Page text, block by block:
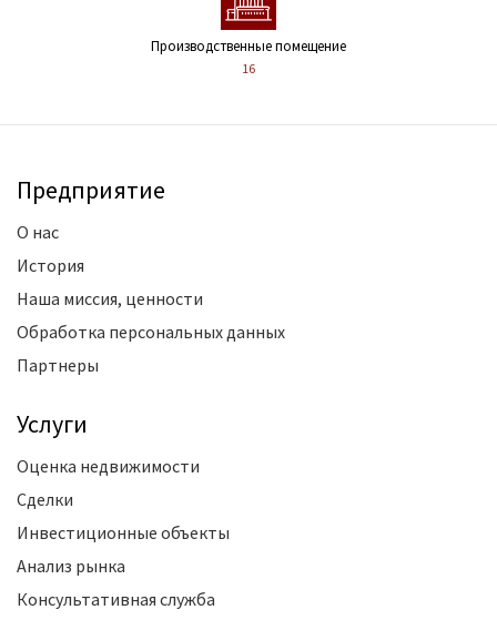
Производственные помещение
16
Предприятие
О нас
История
Наша миссия, ценности
Обработка персональных данных
Партнеры
Услуги
Оценка недвижимости
Сделки
Инвестиционные объекты
Анализ рынка
Консультативная служба